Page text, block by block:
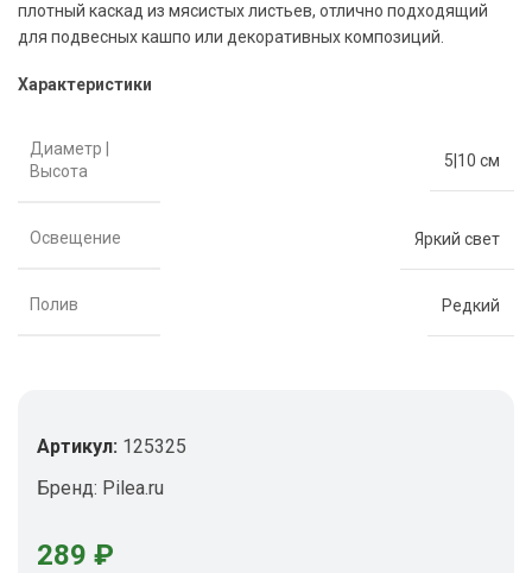
плотный каскад из мясистых листьев, отлично подходящий
для подвесных кашпо или декоративных композиций.
Характеристики
Диаметр |
Высота
5|10 см
Освещение Яркий свет
Полив Редкий
Артикул: 125325
Бренд: Pilea.ru
289 ₽